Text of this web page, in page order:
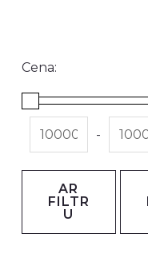
Cena:
-
AR
FILTR
U